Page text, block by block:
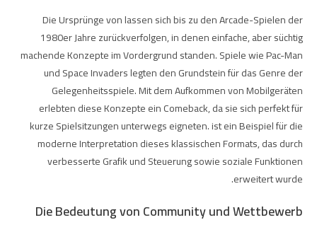
Die Ursprünge vonlassen sich bis zu den Arcade-Spielen der
1980er Jahre zurückverfolgen, in denen einfache, aber süchtig
machende Konzepte im Vordergrund standen. Spiele wie Pac-Man
und Space Invaders legten den Grundstein für das Genre der
Gelegenheitsspiele. Mit dem Aufkommen von Mobilgeräten
erlebten diese Konzepte ein Comeback, da sie sich perfekt für
kurze Spielsitzungen unterwegs eigneten.ist ein Beispiel für die
moderne Interpretation dieses klassischen Formats, das durch
verbesserte Grafik und Steuerung sowie soziale Funktionen
erweitert wurde.
Die Bedeutung von Community und Wettbewerb